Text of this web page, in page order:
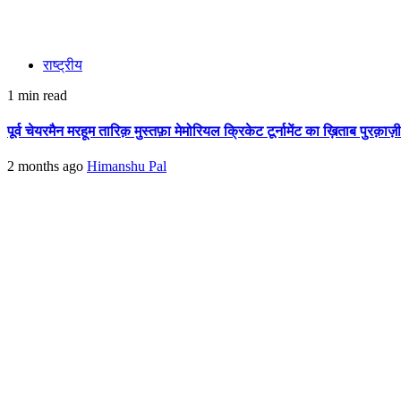
राष्ट्रीय
1 min read
पूर्व चेयरमैन मरहूम तारिक़ मुस्तफ़ा मेमोरियल क्रिकेट टूर्नामेंट का ख़िताब
2 months ago Himanshu Pal